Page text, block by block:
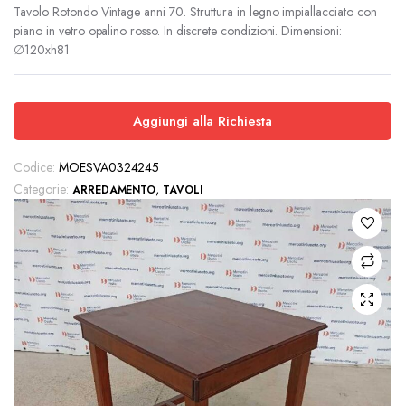
Tavolo Rotondo Vintage anni 70. Struttura in legno impiallacciato con
piano in vetro opalino rosso. In discrete condizioni. Dimensioni:
∅120xh81
Aggiungi alla Richiesta
Codice: MOESVA0324245
Categorie: ARREDAMENTO, TAVOLI